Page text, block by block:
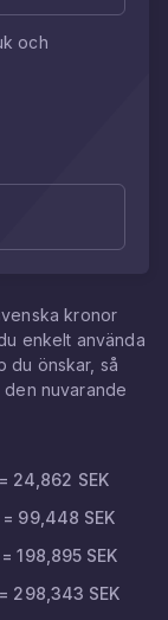
och
kronor
enkelt använda
du önskar, så
den nuvarande
= 24,862 SEK
= 99,448 SEK
=198,895 SEK
= 298,343 SEK